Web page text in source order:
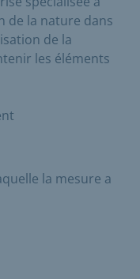
de la nature dans
de la
les éléments
la mesure a